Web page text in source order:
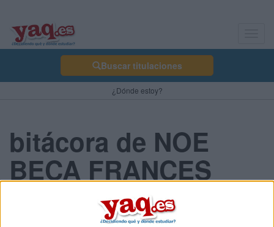
Buscar titulaciones
¿Dónde estoy?
bitácora de NOE
BECA FRANCES